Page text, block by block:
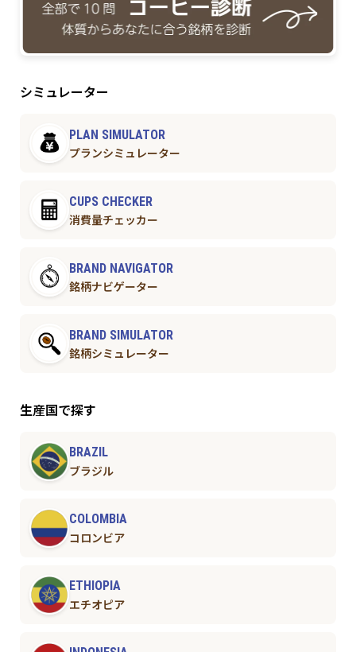
シミュレーター
PLAN SIMULATOR
プランシミュレーター
CUPS CHECKER
消費量チェッカー
BRAND NAVIGATOR
銘柄ナビゲーター
BRAND SIMULATOR
銘柄シミュレーター
生産国で探す
BRAZIL
ブラジル
COLOMBIA
コロンビア
ETHIOPIA
エチオピア